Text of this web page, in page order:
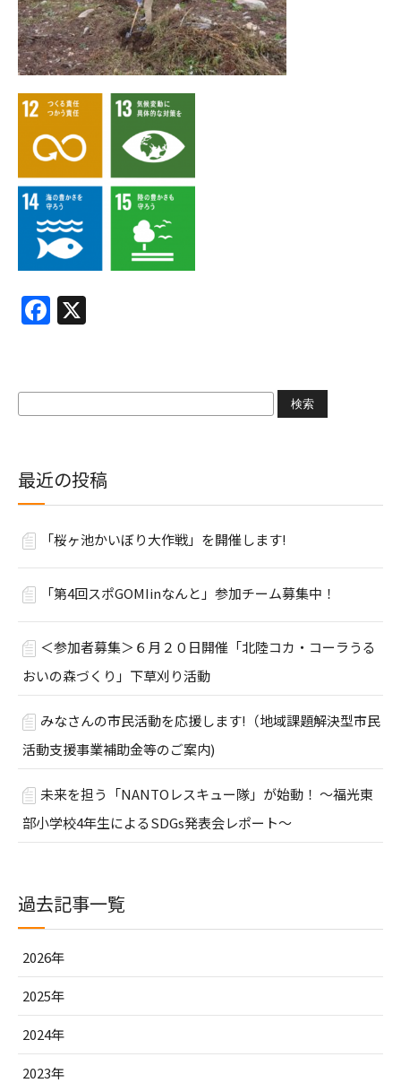
Facebook
検
最近の投稿
「桜ヶ池かいぼり大作戦」を開催します!
「第4回スポGOMIinなんと」参加チーム募集中！
＜参加者募集＞６月２０日開催「北陸コカ・コーラうる
おいの森づくり」下草刈り活動
みなさんの市民活動を応援します!（地域課題解決型市民
活動支援事業補助金等のご案内)
未来を担う「NANTOレスキュー隊」が始動！ ～福光東
部小学校4年生によるSDGs発表会レポート～
過去記事一覧
2026年
2025年
2024年
2023年